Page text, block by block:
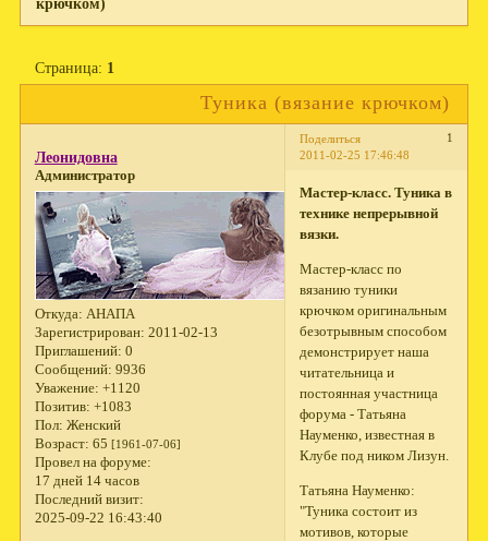
Туника (вязание крючком)
Страница: 1
Поделиться
1
2011-02-25 17:46:48
Леонидовна
Администратор
Откуда: АНАПА
Зарегистрирован: 2011-02-13
Приглашений: 0
Сообщений: 9936
Уважение: +1120
Позитив: +1083
Пол: Женский
Возраст: 65 [1961-07-06]
Провел на форуме:
17 дней 14 часов
Последний визит:
2025-09-22 16:43:40
Мастер-класс. Туника в
технике непрерывной
вязки.
Мастер-класс по
вязанию туники
крючком оригинальным
безотрывным способом
демонстрирует наша
читательница и
постоянная участница
форума - Татьяна
Науменко, известная в
Клубе под ником Лизун.
Татьяна Науменко:
"Туника состоит из
мотивов, которые